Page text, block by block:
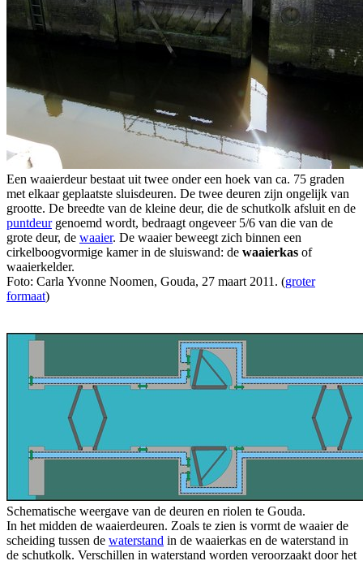
Een waaierdeur bestaat uit twee onder een hoek van ca. 75 graden
met elkaar geplaatste sluisdeuren. De twee deuren zijn ongelijk van
grootte. De breedte van de kleine deur, die de schutkolk afsluit en de
puntdeurgenoemd wordt, bedraagt ongeveer 5/6 van die van de
grote deur, de waaier. De waaier beweegt zich binnen een
cirkelboogvormige kamer in de sluiswand: de waaierkas of
waaierkelder.
Foto: Carla Yvonne Noomen, Gouda, 27 maart 2011. (groter
formaat)
Schematische weergave van de deuren en riolen te Gouda.
In het midden de waaierdeuren. Zoals te zien is vormt de waaier de
scheiding tussen de waterstand in de waaierkas en de waterstand in
de schutkolk. Verschillen in waterstand worden veroorzaakt door het